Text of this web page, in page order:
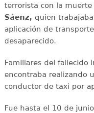
terrorista con la muerte
Sáenz, quien
aplicación de
desaparecido.
Familiares del fallecido
encontraba realizando
conductor de taxi por
Fue hasta el 10 de